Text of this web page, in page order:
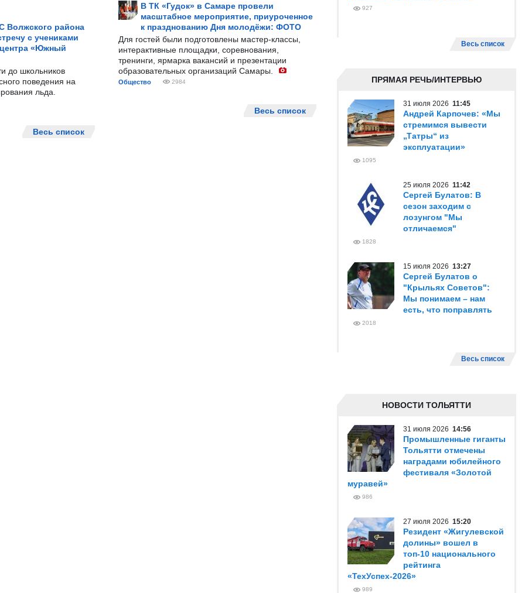
Волжского района
с учениками
«Южный
до школьников
поведения на
льда.
Весь список
В ТК «Гудок» в Самаре провели
масштабное мероприятие, приуроченное
к празднованию Дня молодёжи: ФОТО
Для гостей были подготовлены мастер-классы,
интерактивные площадки, соревнования,
тренинги, ярмарка вакансий и презентации
образовательных организаций Самары.
Общество 2984
Весь список
927
Весь список
ПРЯМАЯ РЕЧЬ/ИНТЕРВЬЮ
31 июля 2026 11:45
Андрей Карпочев: «Мы
стремимся вывести
„Татры“ из
эксплуатации»
1095
25 июля 2026 11:42
Сергей Булатов: В
сезон заходим с
лозунгом "Мы
отличаемся"
1828
15 июля 2026 13:27
Сергей Булатов о
"Крыльях Советов":
Мы понимаем – нам
есть, что поправлять
2018
Весь список
НОВОСТИ ТОЛЬЯТТИ
31 июля 2026 14:56
Промышленные гиганты
Тольятти отмечены
наградами юбилейного
фестиваля «Золотой
муравей»
986
27 июля 2026 15:20
Резидент «Жигулевской
долины» вошел в
топ-10 национального
рейтинга
«ТехУспех-2026»
989